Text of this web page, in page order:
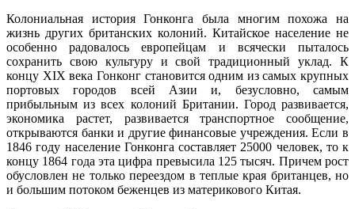
Колониальная история Гонконга была многим похожа на
жизнь других британских колоний. Китайское население не
особенно радовалось европейцам и всячески пыталось
сохранить свою культуру и свой традиционный уклад. К
концу XIX века Гонконг становится одним из самых крупных
портовых городов всей Азии и, безусловно, самым
прибыльным из всех колоний Британии. Город развивается,
экономика растет, развивается транспортное сообщение,
открываются банки и другие финансовые учреждения. Если в
1846 году население Гонконга составляет 25000 человек, то к
концу 1864 года эта цифра превысила 125 тысяч. Причем рост
обусловлен не только переездом в теплые края британцев, но
и большим потоком беженцев из материкового Китая.